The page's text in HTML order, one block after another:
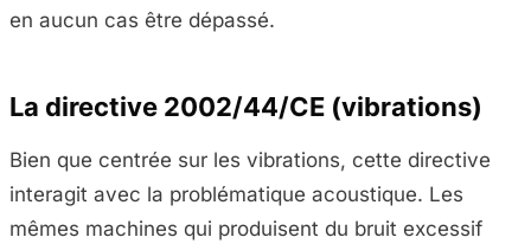
en aucun cas être dépassé.
La directive 2002/44/CE (vibrations)
Bien que centrée sur les vibrations, cette directive
interagit avec la problématique acoustique. Les
mêmes machines qui produisent du bruit excessif